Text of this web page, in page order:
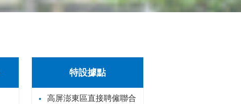
特設據點
高屏澎東區直接聘僱聯合